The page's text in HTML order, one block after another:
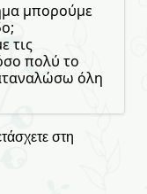
μπορούμε
τις
πολύ το
όλη
στη